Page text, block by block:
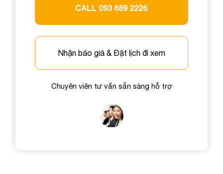
CALL 093 689 2226
Nhận báo giá & Đặt lịch đi xem
Chuyên viên tư vấn sẵn sàng hỗ trợ
Số điện thoại
Email công việc
Tên công ty